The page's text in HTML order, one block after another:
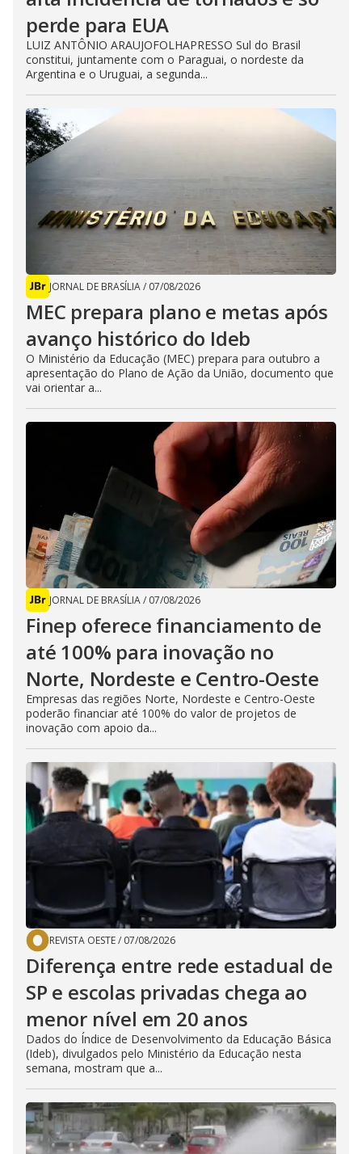
perde para EUA
LUIZ ANTÔNIO ARAUJOFOLHAPRESSO Sul do Brasil
constitui, juntamente com o Paraguai, o nordeste da
Argentina e o Uruguai, a segunda...
JORNAL DE BRASÍLIA/ 07/08/2026
MEC prepara plano e metas após
avanço histórico do Ideb
O Ministério da Educação (MEC) prepara para outubro a
apresentação do Plano de Ação da União, documento que
vai orientar a...
JORNAL DE BRASÍLIA/ 07/08/2026
Finep oferece financiamento de
até 100% para inovação no
Norte, Nordeste e Centro-Oeste
Empresas das regiões Norte, Nordeste e Centro-Oeste
poderão financiar até 100% do valor de projetos de
inovação com apoio da...
REVISTA OESTE/ 07/08/2026
Diferença entre rede estadual de
SP e escolas privadas chega ao
menor nível em 20 anos
Dados do Índice de Desenvolvimento da Educação Básica
(Ideb), divulgados pelo Ministério da Educação nesta
semana, mostram que a...